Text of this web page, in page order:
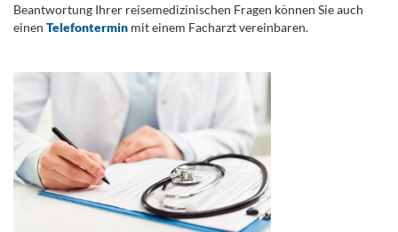
Beantwortung Ihrer reisemedizinischen Fragen können Sie auch
einen Telefontermin mit einem Facharzt vereinbaren.